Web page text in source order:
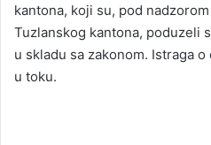
kantona, koji su, pod
Tuzlanskog kantona, poduzeli
u skladu sa zakonom. Istraga
u toku.